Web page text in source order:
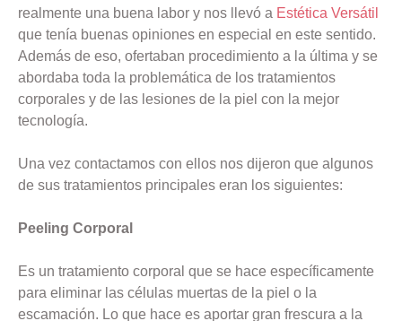
realmente una buena labor y nos llevó a Estética Versátil
que tenía buenas opiniones en especial en este sentido.
Además de eso, ofertaban procedimiento a la última y se
abordaba toda la problemática de los tratamientos
corporales y de las lesiones de la piel con la mejor
tecnología.
Una vez contactamos con ellos nos dijeron que algunos
de sus tratamientos principales eran los siguientes:
Peeling Corporal
Es un tratamiento corporal que se hace específicamente
para eliminar las células muertas de la piel o la
escamación. Lo que hace es aportar gran frescura a la